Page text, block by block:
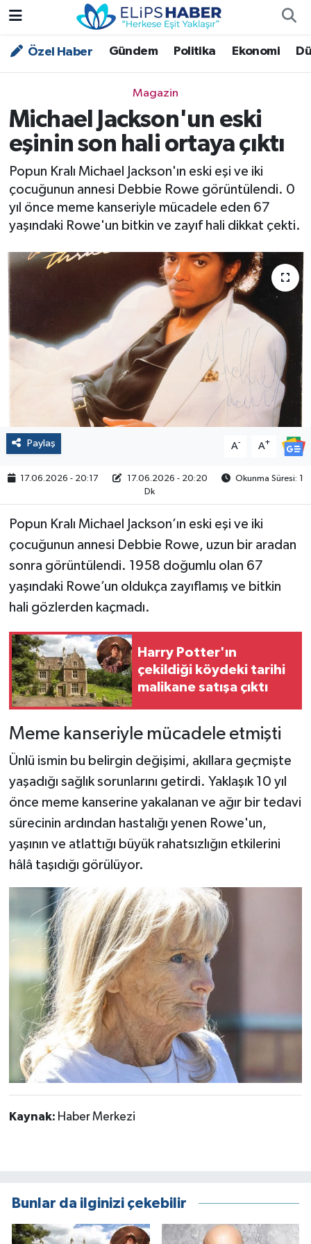
Özel Haber Gündem Politika Ekonomi
Magazin
Michael Jackson'un eski
eşinin son hali ortaya çıktı
Popun Kralı Michael Jackson'ın eski eşi ve iki
çocuğunun annesi Debbie Rowe görüntülendi. 0
yıl önce meme kanseriyle mücadele eden 67
yaşındaki Rowe'un bitkin ve zayıf hali dikkat çekti.
Paylaş A- A+
17.06.2026 - 20:17 17.06.2026 - 20:20
Okunma Süresi: 1
Dk
Popun Kralı Michael Jackson’ın eski eşi ve iki
çocuğunun annesi Debbie Rowe, uzun bir aradan
sonra görüntülendi. 1958 doğumlu olan 67
yaşındaki Rowe’un oldukça zayıflamış ve bitkin
hali gözlerden kaçmadı.
Harry Potter'ın
çekildiği köydeki tarihi
malikane satışa çıktı
Meme kanseriyle mücadele etmişti
Ünlü ismin bu belirgin değişimi, akıllara geçmişte
yaşadığı sağlık sorunlarını getirdi. Yaklaşık 10 yıl
önce meme kanserine yakalanan ve ağır bir tedavi
sürecinin ardından hastalığı yenen Rowe'un,
yaşının ve atlattığı büyük rahatsızlığın etkilerini
hâlâ taşıdığı görülüyor.
Kaynak: Haber Merkezi
Bunlar da ilginizi çekebilir
Özel Haber
Asayiş
Çevre - İklim
Dünya
Kültür - Sanat
Politika
Yaşam
Çalışma Hayatı
Yurt
2024 Seçim Sonuçları
Nöbetçi Eczaneler
Trafik Durumu
Süper Lig Puan Durumu ve Fikstür
Tüm Manşetler
Son Dakika Haberleri